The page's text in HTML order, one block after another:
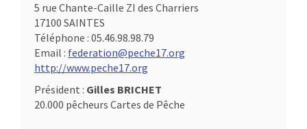
5 rue Chante-Caille ZI des Charriers
17100 SAINTES
Téléphone : 05.46.98.98.79
Email : federation@peche17.org
http://www.peche17.org
Président : Gilles BRICHET
20.000 pêcheurs Cartes de Pêche